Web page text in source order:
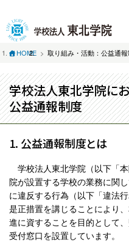
HOME 取り組み・活動：公益通
学校法人東北学院に
公益通報制度
1. 公益通報制度とは
学校法人東北学院（以下「
院が設置する学校の業務に関
に違反する行為（以下「違法
是正措置を講じることにより
進に資することを目的として
受付窓口を設置しています。